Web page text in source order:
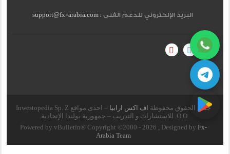
البريد الإلكتروني للدعم الفنى :support@fx-arabia.com
جميع الحقوق محفوظة اف اكس ارابيا
– احدى مواقع Inwestopedia Sp. Z
O.O. للاستشارات و التدريب – جمهورية بولندا الإتحادية.
Powered by vBulletin® Copyright ©2000 - 2026 , Designed byFx-
Arabia Team